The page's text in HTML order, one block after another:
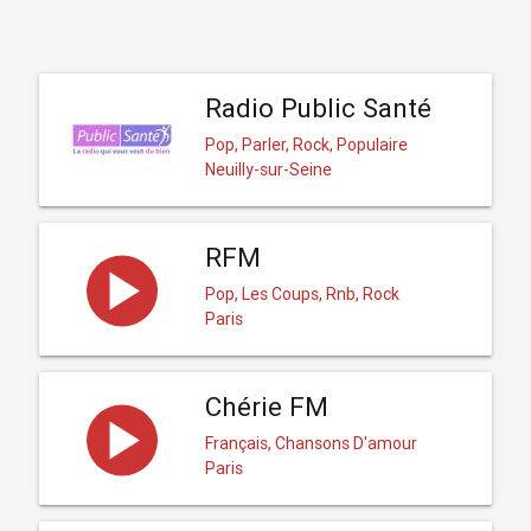
Radio Public Santé
Pop, Parler, Rock, Populaire
Neuilly-sur-Seine
RFM
Pop, Les Coups, Rnb, Rock
Paris
Chérie FM
Français, Chansons D'amour
Paris